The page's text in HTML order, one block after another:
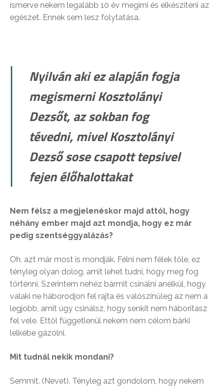
ismerve nekem legalább 10 év megírni és elkészíteni az
egészet. Ennek sem lesz folytatása.
Nyilván aki ez alapján fogja
megismerni Kosztolányi
Dezsőt, az sokban fog
tévedni, mivel Kosztolányi
Dezső sose csapott tepsivel
fejen élőhalottakat
Nem félsz a megjelenéskor majd attól, hogy
néhány ember majd azt mondja, hogy ez már
pedig szentséggyalázás?
Oh, azt már most is mondják. Félni nem félek tőle, ez
tényleg olyan dolog, amit lehet tudni, hogy meg fog
történni. Szerintem nehéz bármit csinálni anélkül, hogy
valaki ne háborodjon fel rajta és valószínűleg az nem a
legjobb, amit úgy csinálsz, hogy senkit nem háborítasz
fel vele. Ettől függetlenül nekem nem célom bárki
lelkébe gázolni.
Mit tudnál nekik mondani?
Semmit. (Nevet). Tényleg azt gondolom, hogy nekem